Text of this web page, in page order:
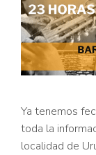
Ya tenemos
toda la
localidad de